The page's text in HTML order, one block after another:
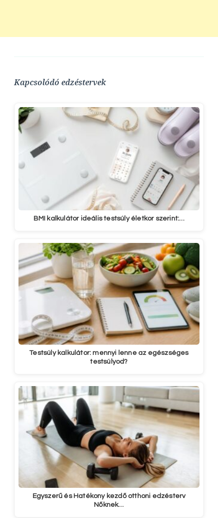
Kapcsolódó edzéstervek
BMI kalkulátor ideális testsúly életkor szerint:…
Testsúly kalkulátor: mennyi lenne az egészséges
testsúlyod?
Egyszerű és Hatékony kezdő otthoni edzésterv
Nőknek…